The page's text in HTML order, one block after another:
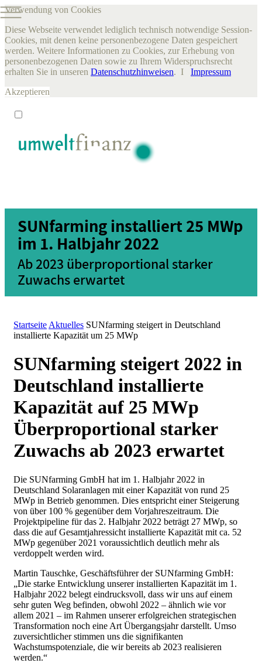
Verwendung von Cookies
Diese Webseite verwendet lediglich technisch notwendige Session-
Cookies, mit denen keine personenbezogene Daten gespeichert
werden. Weitere Informationen zu Cookies, zur Erhebung von
personenbezogenen Daten sowie zu Ihrem Widerspruchsrecht
erhalten Sie in unseren Datenschutzhinweisen. I Impressum
Akzeptieren
SUNfarming installiert 25 MWp
im 1. Halbjahr 2022
Ab 2023 überproportional starker
Zuwachs erwartet
Startseite Aktuelles SUNfarming steigert in Deutschland
installierte Kapazität um 25 MWp
SUNfarming steigert 2022 in
Deutschland installierte
Kapazität auf 25 MWp
Überproportional starker
Zuwachs ab 2023 erwartet
Die SUNfarming GmbH hat im 1. Halbjahr 2022 in
Deutschland Solaranlagen mit einer Kapazität von rund 25
MWp in Betrieb genommen. Dies entspricht einer Steigerung
von über 100 % gegenüber dem Vorjahreszeitraum.Die
Projektpipeline für das 2. Halbjahr 2022 beträgt 27 MWp, so
dass die auf Gesamtjahressicht installierte Kapazität mit ca. 52
MWp gegenüber 2021 voraussichtlich deutlich mehr als
verdoppelt werden wird.
Martin Tauschke, Geschäftsführer der SUNfarming GmbH:
„Die starke Entwicklung unserer installierten Kapazität im 1.
Halbjahr 2022 belegt eindrucksvoll, dass wir uns auf einem
sehr guten Weg befinden, obwohl 2022 – ähnlich wie vor
allem 2021 – im Rahmen unserer erfolgreichen strategischen
Transformation noch eine Art Übergangsjahr darstellt. Umso
zuversichtlicher stimmen uns die signifikanten
Wachstumspotenziale, die wir bereits ab 2023 realisieren
werden.“